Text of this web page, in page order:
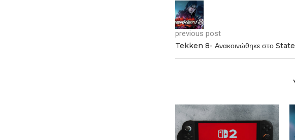
previous post
Tekken 8- Ανακοινώθηκε στο